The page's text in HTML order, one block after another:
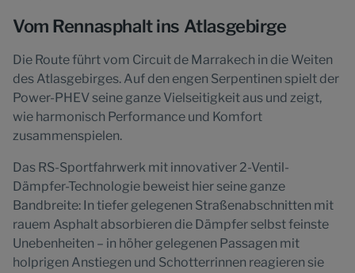
Vom Rennasphalt ins Atlasgebirge
Die Route führt vom Circuit de Marrakech in die Weiten
des Atlasgebirges. Auf den engen Serpentinen spielt der
Power-PHEV seine ganze Vielseitigkeit aus und zeigt,
wie harmonisch Performance und Komfort
zusammenspielen.
Das RS-Sportfahrwerk mit innovativer 2-Ventil-
Dämpfer-Technologie beweist hier seine ganze
Bandbreite: In tiefer gelegenen Straßenabschnitten mit
rauem Asphalt absorbieren die Dämpfer selbst feinste
Unebenheiten – in höher gelegenen Passagen mit
holprigen Anstiegen und Schotterrinnen reagieren sie